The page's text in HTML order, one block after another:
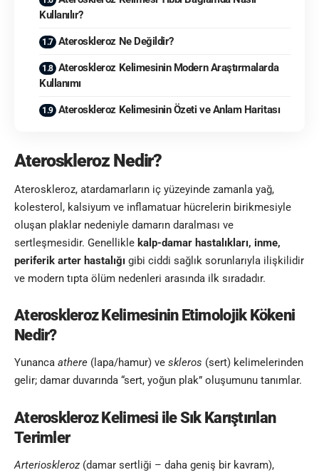
Kullanılır?
Ateroskleroz Ne Değildir?
Ateroskleroz Kelimesinin Modern Araştırmalarda
Kullanımı
Ateroskleroz Kelimesinin Özeti ve Anlam Haritası
Ateroskleroz Nedir?
Ateroskleroz, atardamarların iç yüzeyinde zamanla yağ,
kolesterol, kalsiyum ve inflamatuar hücrelerin birikmesiyle
oluşan plaklar nedeniyle damarın daralması ve
sertleşmesidir. Genellikle kalp-damar hastalıkları, inme,
periferik arter hastalığı gibi ciddi sağlık sorunlarıyla ilişkilidir
ve modern tıpta ölüm nedenleri arasında ilk sıradadır.
Ateroskleroz Kelimesinin Etimolojik Kökeni
Nedir?
Yunanca athere (lapa/hamur) ve skleros (sert) kelimelerinden
gelir; damar duvarında “sert, yoğun plak” oluşumunu tanımlar.
Ateroskleroz Kelimesi ile Sık Karıştırılan
Terimler
Arterioskleroz (damar sertliği – daha geniş bir kavram),